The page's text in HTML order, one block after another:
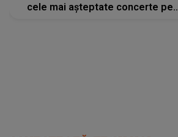
cele mai așteptate concerte pe